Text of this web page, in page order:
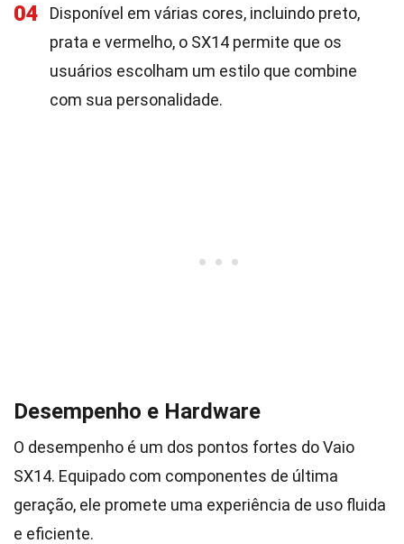
04
Disponível em várias cores, incluindo preto,
prata e vermelho, o SX14 permite que os
usuários escolham um estilo que combine
com sua personalidade.
Desempenho e Hardware
O desempenho é um dos pontos fortes do Vaio
SX14. Equipado com componentes de última
geração, ele promete uma experiência de uso fluida
e eficiente.